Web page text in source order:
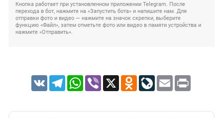
Кнопка работает при установленном приложении Telegram. После
перехода в бот, нажмите на «Запустить бота» и напишите нам. Для
отправки фото и видео — нажмите на значок скрепки, выберите
функцию «Файл», затем отметьте фото или видео в памяти устройства и
нажмите «Отправить».
VK TelegramWhatsApp
Viber X Odnoklassniki
LiveJournal
Email Print